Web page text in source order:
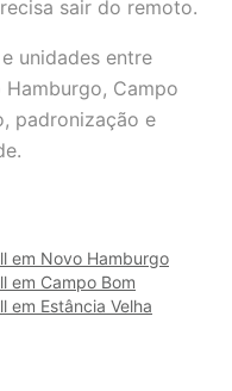
sair do remoto.
unidades entre
Campo
padronização e
em Novo Hamburgo
em Campo Bom
em Estância Velha